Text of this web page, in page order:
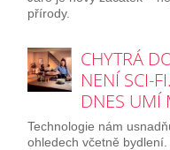
přírody.
CHYTRÁ
NENÍ SCI-
DNES UMÍ
Technologie nám
ohledech včetně bydlení.